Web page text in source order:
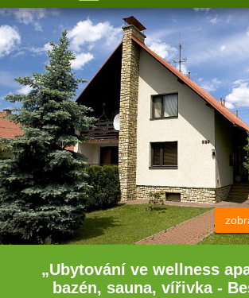
„Ubytování ve wellness
bazén, sauna, vířivka -